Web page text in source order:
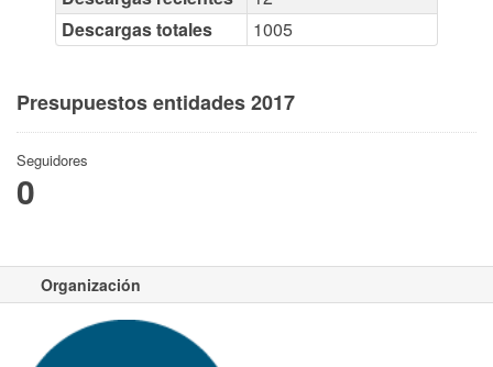
Descargas totales
1005
Presupuestos entidades 2017
Seguidores
0
Organización